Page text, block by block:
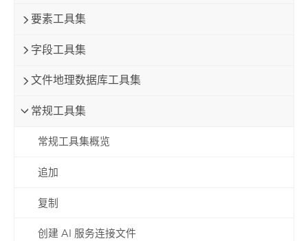
要素工具集
字段工具集
文件地理数据库工具集
常规工具集
常规工具集概览
追加
复制
创建 AI 服务连接文件